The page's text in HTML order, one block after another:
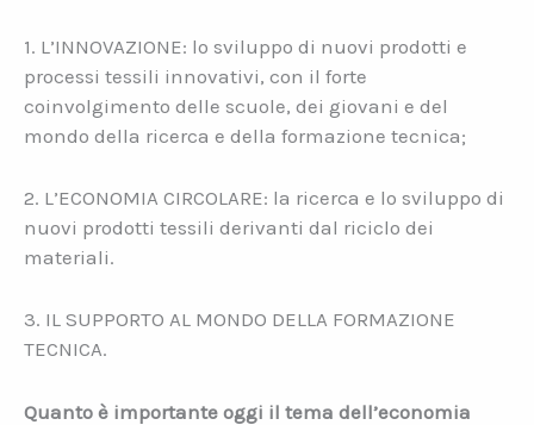
1. L’INNOVAZIONE: lo sviluppo di nuovi prodotti e
processi tessili innovativi, con il forte
coinvolgimento delle scuole, dei giovani e del
mondo della ricerca e della formazione tecnica;
2. L’ECONOMIA CIRCOLARE: la ricerca e lo sviluppo di
nuovi prodotti tessili derivanti dal riciclo dei
materiali.
3. IL SUPPORTO AL MONDO DELLA FORMAZIONE
TECNICA.
Quanto è importante oggi il tema dell’economia